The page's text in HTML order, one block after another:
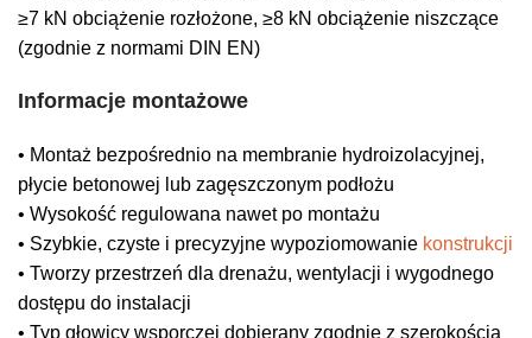
≥7 kN obciążenie rozłożone, ≥8 kN obciążenie niszczące
(zgodnie z normami DIN EN)
Informacje montażowe
• Montaż bezpośrednio na membranie hydroizolacyjnej,
płycie betonowej lub zagęszczonym podłożu
• Wysokość regulowana nawet po montażu
• Szybkie, czyste i precyzyjne wypoziomowanie konstrukcji
• Tworzy przestrzeń dla drenażu, wentylacji i wygodnego
dostępu do instalacji
• Typ głowicy wsporczej dobierany zgodnie z szerokością